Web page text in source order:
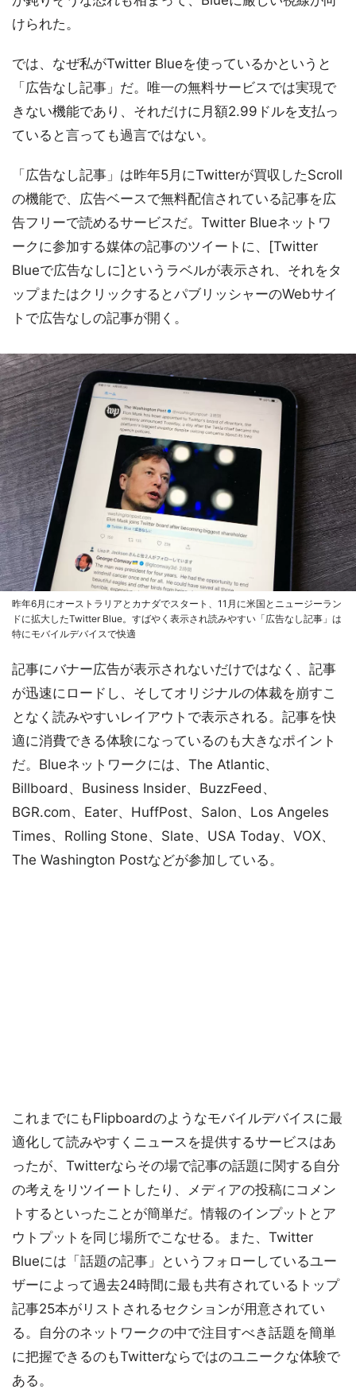
けられた。
では、なぜ私がTwitter Blueを使っているかというと
「広告なし記事」だ。唯一の無料サービスでは実現で
きない機能であり、それだけに月額2.99ドルを支払っ
ていると言っても過言ではない。
「広告なし記事」は昨年5月にTwitterが買収したScroll
の機能で、広告ベースで無料配信されている記事を広
告フリーで読めるサービスだ。Twitter Blueネットワ
ークに参加する媒体の記事のツイートに、[Twitter
Blueで広告なしに]というラベルが表示され、それをタ
ップまたはクリックするとパブリッシャーのWebサイ
トで広告なしの記事が開く。
昨年6月にオーストラリアとカナダでスタート、11月に米国とニュージーラン
ドに拡大したTwitter Blue。すばやく表示され読みやすい「広告なし記事」は
特にモバイルデバイスで快適
記事にバナー広告が表示されないだけではなく、記事
が迅速にロードし、そしてオリジナルの体裁を崩すこ
となく読みやすいレイアウトで表示される。記事を快
適に消費できる体験になっているのも大きなポイント
だ。Blueネットワークには、The Atlantic、
Billboard、Business Insider、BuzzFeed、
BGR.com、Eater、HuffPost、Salon、Los Angeles
Times、Rolling Stone、Slate、USA Today、VOX、
The Washington Postなどが参加している。
これまでにもFlipboardのようなモバイルデバイスに最
適化して読みやすくニュースを提供するサービスはあ
ったが、Twitterならその場で記事の話題に関する自分
の考えをリツイートしたり、メディアの投稿にコメン
トするといったことが簡単だ。情報のインプットとア
ウトプットを同じ場所でこなせる。また、Twitter
Blueには「話題の記事」というフォローしているユー
ザーによって過去24時間に最も共有されているトップ
記事25本がリストされるセクションが用意されてい
る。自分のネットワークの中で注目すべき話題を簡単
に把握できるのもTwitterならではのユニークな体験で
ある。